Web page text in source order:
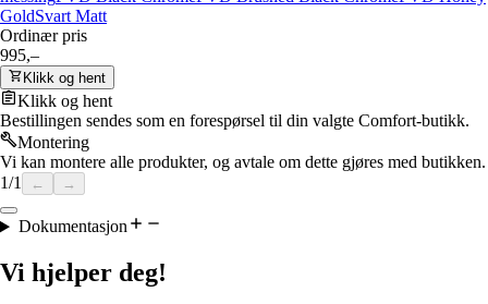
GoldSvart Matt
Ordinær pris
995,–
Klikk og hent
Klikk og hent
Bestillingen sendes som en forespørsel til din valgte Comfort-butikk.
Montering
Vi kan montere alle produkter, og avtale om dette gjøres med butikken.
1/1 ← →
Dokumentasjon
Vi hjelper deg!